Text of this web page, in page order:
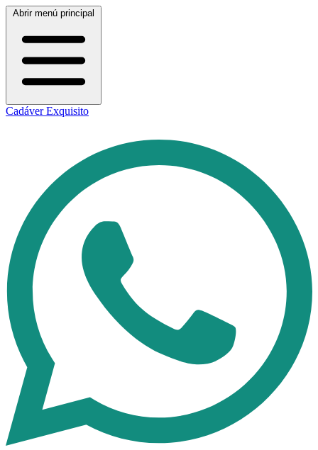
Abrir menú principal
Cadáver Exquisito